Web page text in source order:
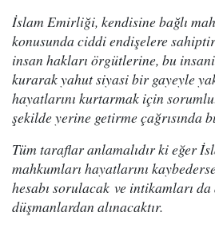
İslam Emirliği, kendisine bağlı
konusunda ciddi endişelere
insan hakları örgütlerine, bu
kurarak yahut siyasi bir gayeyle
hayatlarını kurtarmak için
şekilde yerine getirme çağrısında
Tüm taraflar anlamalıdır ki eğer
mahkumları hayatlarını
hesabı sorulacak ve intikamları da
düşmanlardan alınacaktır.